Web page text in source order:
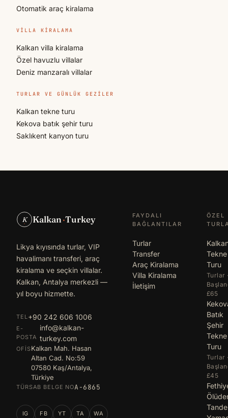
Otomatik araç kiralama
VILLA KIRALAMA
Kalkan villa kiralama
Özel havuzlu villalar
Deniz manzaralı villalar
TURLAR VE GÜNLÜK GEZILER
Kalkan tekne turu
Kekova batık şehir turu
Saklıkent kanyon turu
K Kalkan·Turkey
Likya kıyısında turlar, VIP
havalimanı transferi, araç
kiralama ve seçkin villalar.
Kalkan, Antalya merkezli —
yıl boyu hizmette.
TEL +90 242 606 1006
E-
POSTA
info@kalkan-
turkey.com
OFISKalkan Mah. Hasan
Altan Cad. No:59
07580 Kaş/Antalya,
Türkiye
TÜRSAB BELGE NOA-6865
IG FB YT TA WA
FAYDALI
BAĞLANTILAR
Turlar
Transfer
Araç Kiralama
Villa Kiralama
İletişim
ÖZEL
Tekne
Turu
Turlar
£65
Batık
Şehir
Tekne
Turu
Turlar
£45